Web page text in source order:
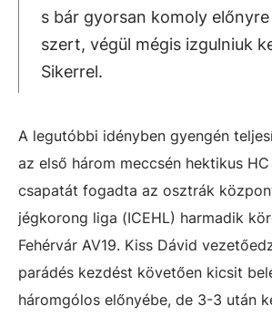
s bár gyorsan komoly
szert, végül mégis izgulniuk
Sikerrel.
A legutóbbi idényben gyengén
az első három meccsén hektikus
csapatát fogadta az osztrák
jégkorong liga (ICEHL) harmadik
Fehérvár AV19. Kiss Dávid
parádés kezdést követően kicsit
háromgólos előnyébe, de 3-3 után